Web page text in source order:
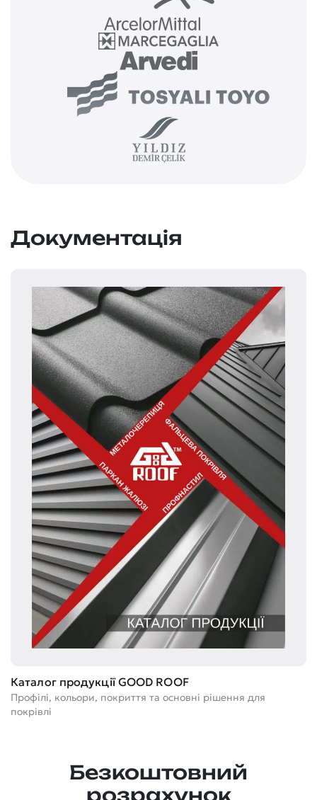
Документація
Каталог продукції GOOD ROOF
Профілі, кольори, покриття та основні рішення для
покрівлі
Безкоштовний
розрахунок